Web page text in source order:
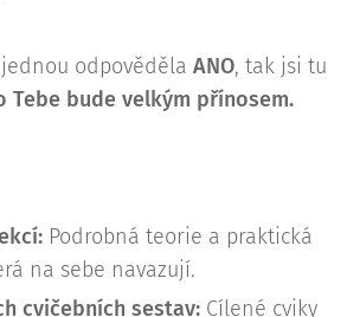
odpověděla ANO, tak jsi tu
Tebe bude velkým přínosem.
Podrobná teorie a praktická
na sebe navazují.
cvičebních sestav: Cílené cviky